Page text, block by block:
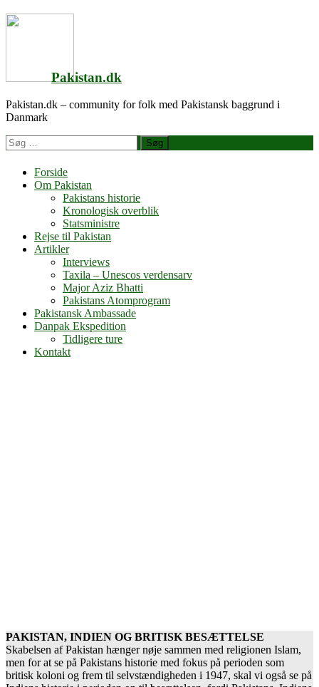
Videre
Pakistan.dk
Pakistan.dk – community for folk med Pakistansk baggrund i
Danmark
Søg
efter
Forside
Om Pakistan
Pakistans historie
Kronologisk overblik
Statsministre
Rejse til Pakistan
Artikler
Interviews
Taxila – Unescos verdensarv
Major Aziz Bhatti
Pakistans Atomprogram
Pakistansk Ambassade
Danpak Ekspedition
Tidligere ture
Kontakt
PAKISTAN, INDIEN OG BRITISK BESÆTTELSE
Skabelsen af Pakistan hænger nøje sammen med religionen Islam,
men for at se på Pakistans historie med fokus på perioden som
britisk koloni og frem til selvstændigheden i 1947, skal vi også se på